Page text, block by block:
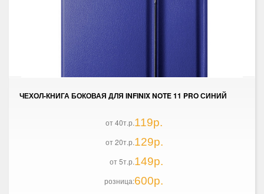
ЧЕХОЛ-КНИГА БОКОВАЯ ДЛЯ INFINIX NOTE 11 PRO СИНИЙ
от 40т.р.119р.
от 20т.р.129р.
от 5т.р.149р.
розница:600р.